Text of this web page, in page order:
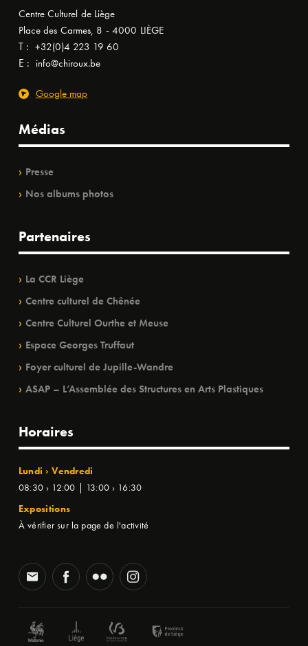
Centre Culturel de Liège
Place des Carmes, 8 - 4000 LIÈGE
T : +32(0)4 223 19 60
E : info@chiroux.be
Google map
Médias
Presse
Nos albums photos
Partenaires
La CCR Liège
Centre culturel de Chênée
Centre Culturel Ourthe et Meuse
Espace Georges Truffaut
Foyer culturel de Jupille-Wandre
ASAP – L’Assemblée des Structures en Arts Plastiques
Horaires
Lundi › Vendredi
08:30 › 12:00 | 13:00 › 16:30
Expositions
À vérifier sur la page de l'activité